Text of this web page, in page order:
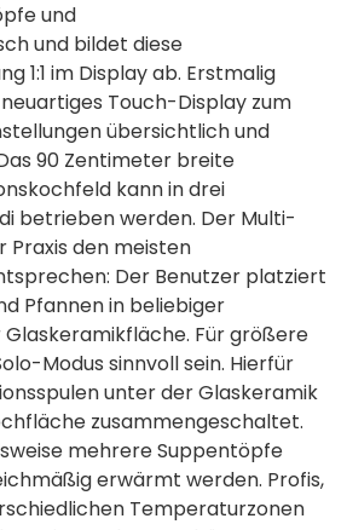
und
und bildet diese
1:1 im Display ab. Erstmalig
Touch-Display zum
übersichtlich und
90 Zentimeter breite
kann in drei
betrieben werden. Der Multi-
Praxis den meisten
Der Benutzer platziert
Pfannen in beliebiger
Für größere
Modus sinnvoll sein. Hierfür
unter der Glaskeramik
zusammengeschaltet.
mehrere Suppentöpfe
erwärmt werden. Profis,
Temperaturzonen